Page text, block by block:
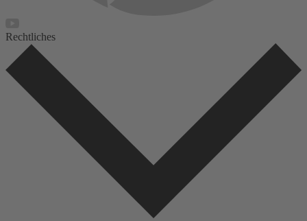
Rechtliches